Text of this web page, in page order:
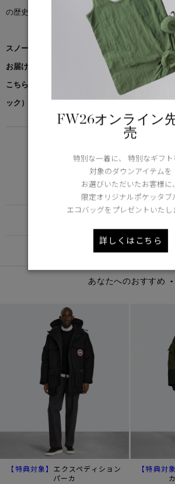
の歴史に根ざした高い防寒性を実現した一着です
スノーグース by カナダグース コレクション対象
お届けいたします。
こちらの商品には先着でノベルティー（オリジ
ック）をプレゼント。※なくなり次第終了となり
-30°C以下
極寒地での厳
Learn more
DETAIL
あなたへのおすすめ
【特典対象】 エクスペディション
パーカ
【特典対
FW26オンライン
売
特別な一着に、 特別なギフト
対象のダウンアイテムを
お選びいただいたお客様に、
限定オリジナルポケッタブ
エコバッグをプレゼントいたし
詳しくはこちら